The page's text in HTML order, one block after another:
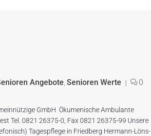
Angebote Senioren Werte | 0
GmbH Ökumenische Ambulante
Tel. 0821 26375-0, Fax 0821 26375-99 Unsere
Tagespflege in Friedberg Hermann-Löns-